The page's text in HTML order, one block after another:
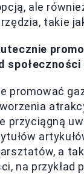
ale
takie
społeczności
promować
przyciągną
a
na przykład